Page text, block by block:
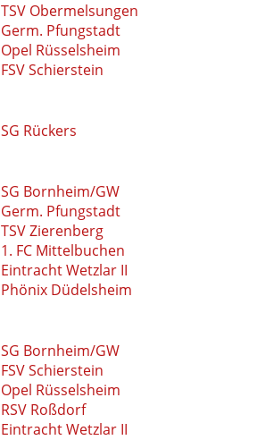
TSV Obermelsungen
Germ. Pfungstadt
Opel Rüsselsheim
FSV Schierstein
SG Rückers
SG Bornheim/GW
Germ. Pfungstadt
TSV Zierenberg
1. FC Mittelbuchen
Eintracht Wetzlar II
Phönix Düdelsheim
SG Bornheim/GW
FSV Schierstein
Opel Rüsselsheim
RSV Roßdorf
Eintracht Wetzlar II